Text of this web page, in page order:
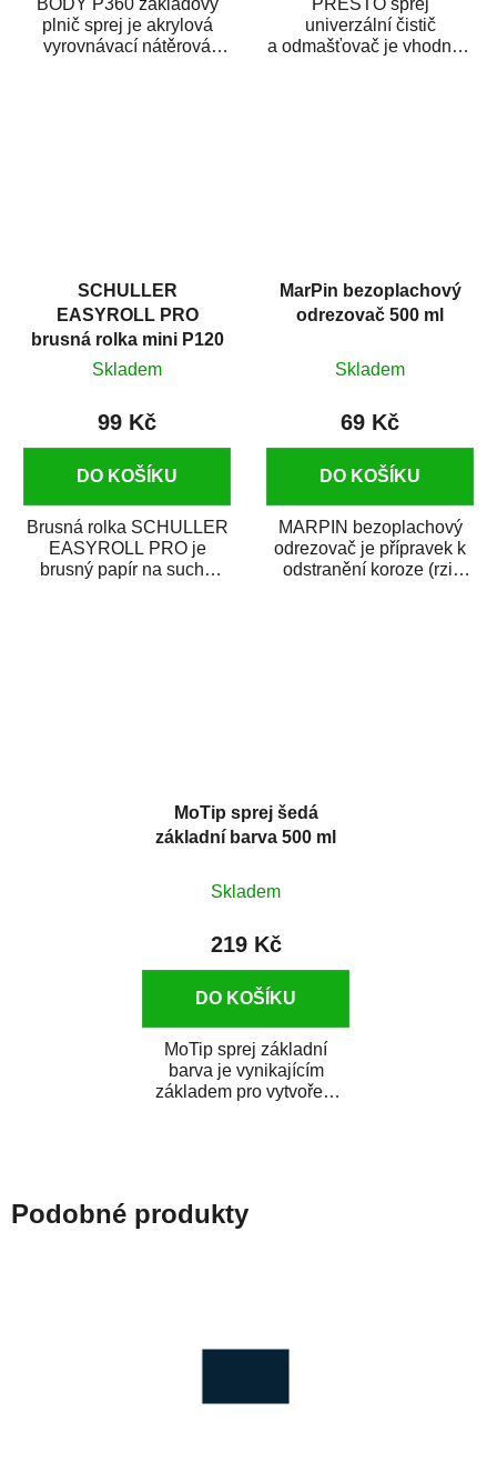
BODY P360 základový
plnič sprej je akrylová
vyrovnávací nátěrová
PRESTO sprej
univerzální čistič
a odmašťovač je vhodný k
SCHULLER
EASYROLL PRO
brusná rolka mini P120
Skladem
99 Kč
DO KOŠÍKU
Brusná rolka SCHULLER
EASYROLL PRO je
brusný papír na suché
MarPin bezoplachový
odrezovač 500 ml
Skladem
69 Kč
DO KOŠÍKU
MARPIN bezoplachový
odrezovač je přípravek k
odstranění koroze (rzi)
MoTip sprej šedá
základní barva 500 ml
Skladem
219 Kč
DO KOŠÍKU
MoTip sprej základní
barva je vynikajícím
základem pro vytvoření
Podobné produkty